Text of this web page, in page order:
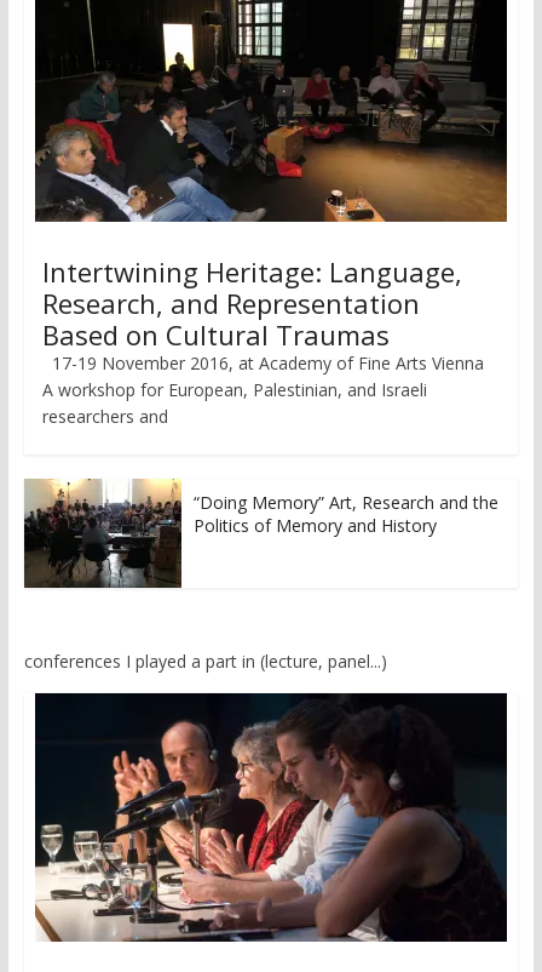
Intertwining Heritage: Language,
Research, and Representation
Based on Cultural Traumas
17-19 November 2016, at Academy of Fine Arts Vienna
A workshop for European, Palestinian, and Israeli
researchers and
“Doing Memory” Art, Research and the
Politics of Memory and History
conferences I played a part in (lecture, panel...)